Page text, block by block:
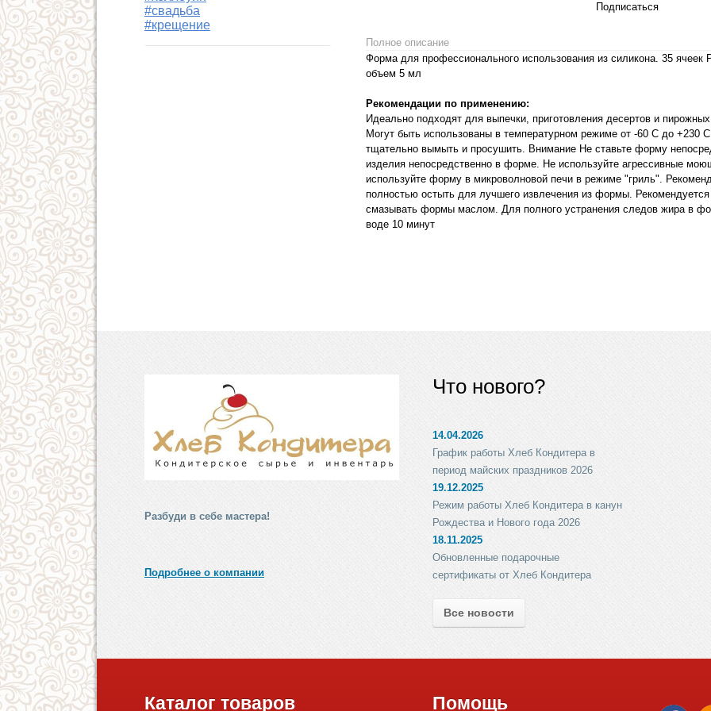
Подписаться
Полное описание
Форма для профессионального использования из силикона. 35
объем 5 мл
Рекомендации по применению:
Идеально подходят для выпечки, приготовления десертов и
Могут быть использованы в температурном режиме от -60 С до
тщательно вымыть и просушить. Внимание Не ставьте форму
изделия непосредственно в форме. Не используйте агрессивные
используйте форму в микроволновой печи в режиме "гриль".
полностью остыть для лучшего извлечения из формы.
смазывать формы маслом. Для полного устранения следов жира в
воде 10 минут
#свадьба
#крещение
Разбуди в себе мастера!
Подробнее о компании
Что нового?
14.04.2026
График работы Хлеб Кондитера в
период майских праздников 2026
19.12.2025
Режим работы Хлеб Кондитера в канун
Рождества и Нового года 2026
18.11.2025
Обновленные подарочные
сертификаты от Хлеб Кондитера
Все новости
Каталог товаров Помощь